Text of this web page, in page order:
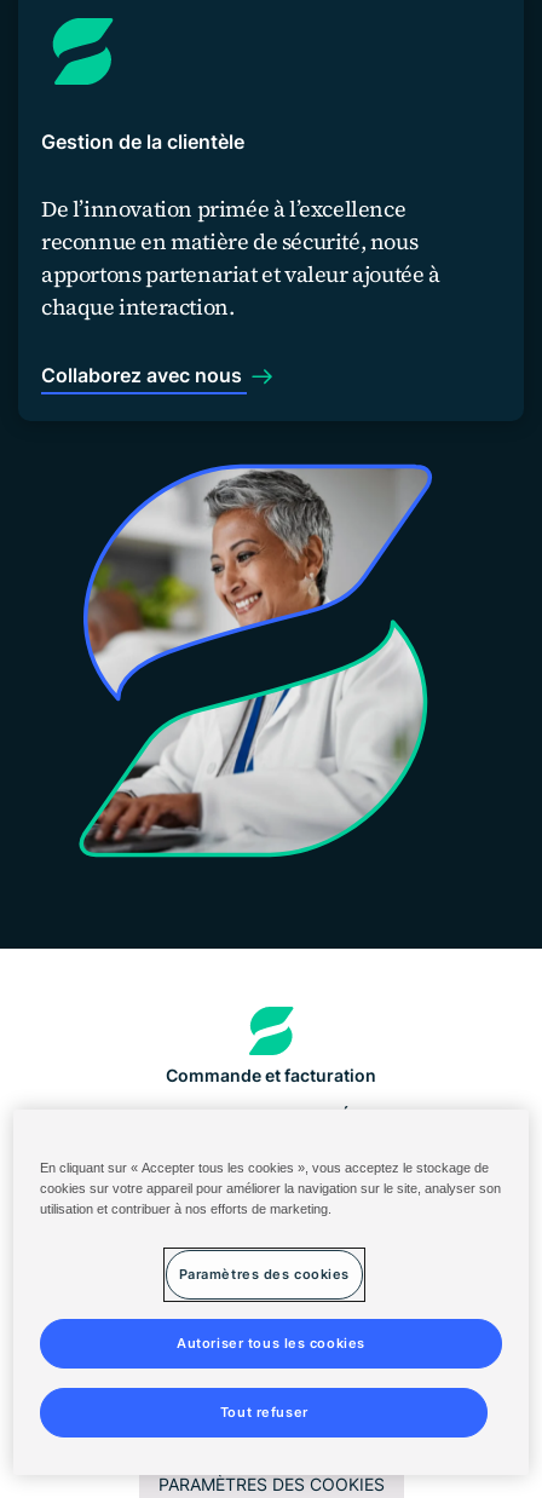
Gestion de la clientèle
De l’innovation primée à l’excellence
reconnue en matière de sécurité, nous
apportons partenariat et valeur ajoutée à
chaque interaction.
Collaborez avec nous
Commande et facturation
Portail des ingrédients aux États-Unis
Diversey ServiceNow
Déclaration de confidentialité
Plan du site
©2014-2026 Solenis
PARAMÈTRES DES COOKIES
En cliquant sur « Accepter tous les cookies », vous acceptez le stockage de
cookies sur votre appareil pour améliorer la navigation sur le site, analyser son
utilisation et contribuer à nos efforts de marketing.
Paramètres des cookies
Tout refuser
Autoriser tous les cookies